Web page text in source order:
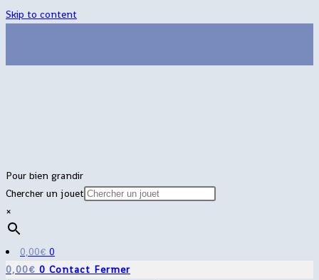
Skip to content
Pour bien grandir
Chercher un jouet
×
0,00€ 0
0,00€ 0 Contact Fermer